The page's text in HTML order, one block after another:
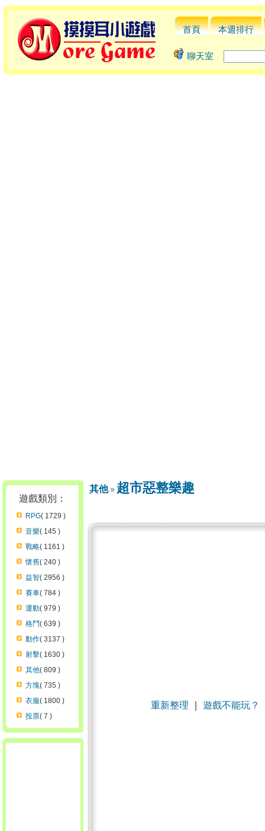
首頁 本週排行
聊天室
遊戲類別：
RPG( 1729 )
音樂( 145 )
戰略( 1161 )
懷舊( 240 )
益智( 2956 )
賽車( 784 )
運動( 979 )
格鬥( 639 )
動作( 3137 )
射擊( 1630 )
其他( 809 )
方塊( 735 )
衣服( 1800 )
投票( 7 )
其他 超市惡整樂趣
重新整理 遊戲不能玩？